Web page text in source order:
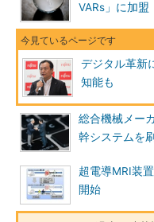
VARs」に加盟
デジタル革新
知能も
総合機械メー
幹システムを
超電導MRI装
開始